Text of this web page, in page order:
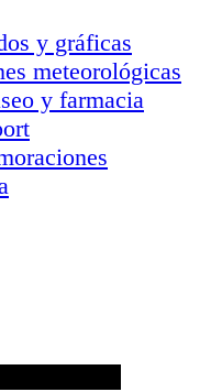
y gráficas
meteorológicas
y farmacia